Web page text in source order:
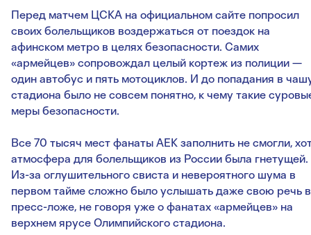
Перед матчем ЦСКА на официальном сайте попросил
своих болельщиков воздержаться от поездок на
афинском метро в целях безопасности. Самих
«армейцев» сопровождал целый кортеж из полиции —
один автобус и пять мотоциклов. И до попадания в
стадиона было не совсем понятно, к чему такие
меры безопасности.
Все 70 тысяч мест фанаты АЕК заполнить не смогли,
атмосфера для болельщиков из России была гнетущей.
Из-за оглушительного свиста и невероятного шума в
первом тайме сложно было услышать даже свою речь в
пресс-ложе, не говоря уже о фанатах «армейцев» на
верхнем ярусе Олимпийского стадиона.